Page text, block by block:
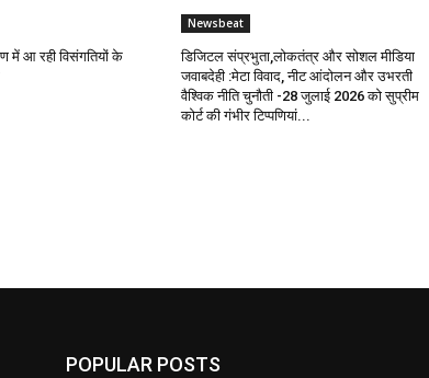
में आ रही विसंगतियों के
Newsbeat
डिजिटल संप्रभुता,लोकतंत्र और सोशल मीडिया
जवाबदेही :मेटा विवाद, नीट आंदोलन और उभरती
वैश्विक नीति चुनौती -28 जुलाई 2026 को सुप्रीम
कोर्ट की गंभीर टिप्पणियां...
POPULAR POSTS